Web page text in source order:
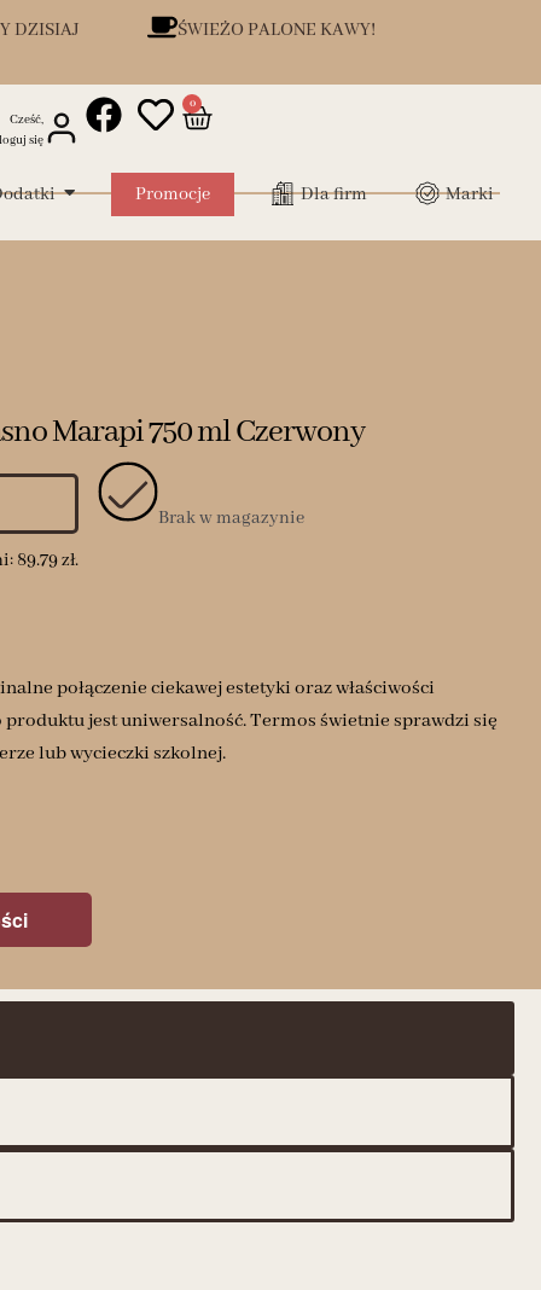
DZISIAJ ŚWIEŻO PALONE KAWY!
Cześć,
się
0
Promocje Dla firm Marki
Marapi 750 ml Czerwony
89.79zł.
Brak w magazynie
połączenie ciekawej estetyki oraz właściwości
jest uniwersalność. Termos świetnie sprawdzi się
lub wycieczki szkolnej.